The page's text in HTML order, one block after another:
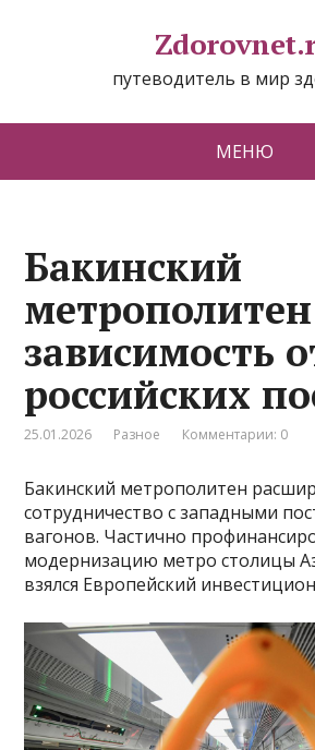
путеводитель в мир
МЕНЮ
Бакинский
зависимость
российских
25.01.2026 Разное Комментарии: 0
Бакинский метрополитен
сотрудничество с западными
вагонов. Частично
модернизацию метро столицы
взялся Европейский